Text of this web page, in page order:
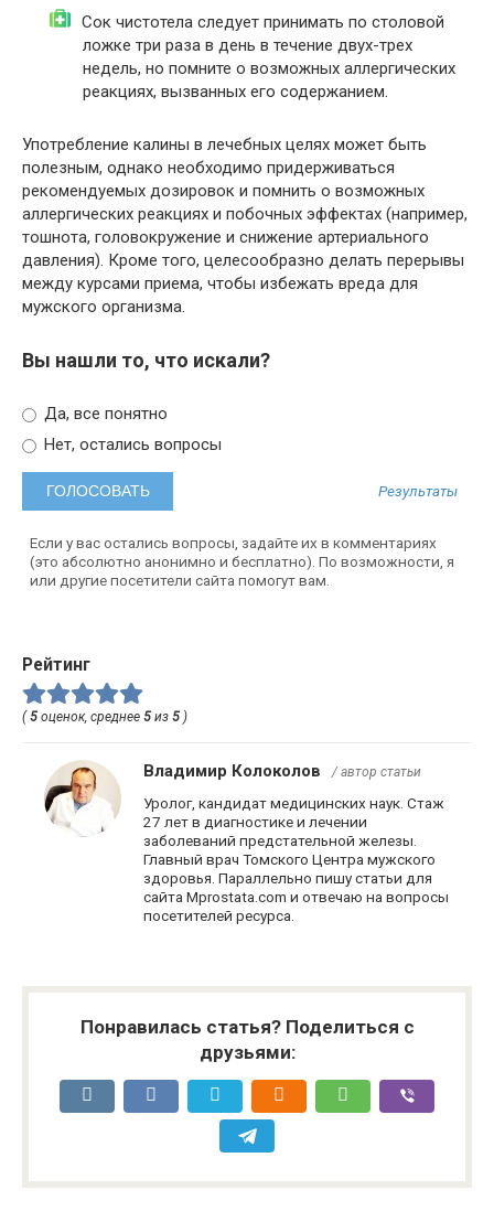
Сок чистотела следует принимать по столовой
ложке три раза в день в течение двух-трех
недель, но помните о возможных аллергических
реакциях, вызванных его содержанием.
Употребление калины в лечебных целях может быть
полезным, однако необходимо придерживаться
рекомендуемых дозировок и помнить о возможных
аллергических реакциях и побочных эффектах (например,
тошнота, головокружение и снижение артериального
давления). Кроме того, целесообразно делать перерывы
между курсами приема, чтобы избежать вреда для
мужского организма.
Вы нашли то, что искали?
Да, все понятно
Нет, остались вопросы
Результаты
Если у вас остались вопросы, задайте их в комментариях
(это абсолютно анонимно и бесплатно). По возможности, я
или другие посетители сайта помогут вам.
Рейтинг
( 5 оценок, среднее 5 из 5 )
Владимир Колоколов / автор статьи
Уролог, кандидат медицинских наук. Стаж
27 лет в диагностике и лечении
заболеваний предстательной железы.
Главный врач Томского Центра мужского
здоровья. Параллельно пишу статьи для
сайта Mprostata.com и отвечаю на вопросы
посетителей ресурса.
Понравилась статья? Поделиться с
друзьями: